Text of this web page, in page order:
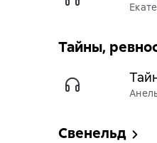
Тайны,
Свенельд